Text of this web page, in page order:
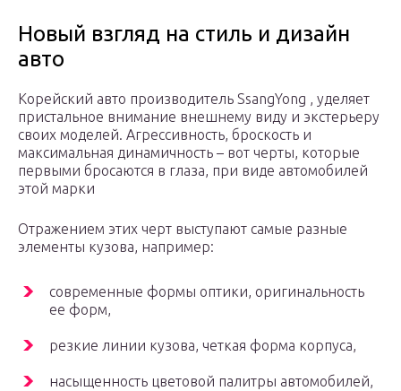
Новый взгляд на стиль и дизайн
авто
Корейский авто производитель SsangYong , уделяет
пристальное внимание внешнему виду и экстерьеру
своих моделей. Агрессивность, броскость и
максимальная динамичность – вот черты, которые
первыми бросаются в глаза, при виде автомобилей
этой марки
Отражением этих черт выступают самые разные
элементы кузова, например:
современные формы оптики, оригинальность
ее форм,
резкие линии кузова, четкая форма корпуса,
насыщенность цветовой палитры автомобилей,